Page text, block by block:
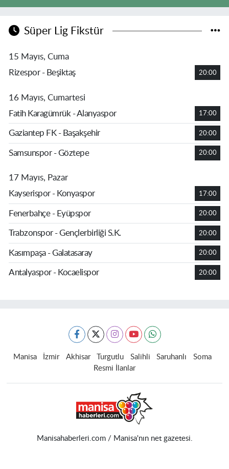
Süper Lig Fikstür
15 Mayıs, Cuma
Rizespor - Beşiktaş
20:00
16 Mayıs, Cumartesi
Fatih Karagümrük - Alanyaspor
17:00
Gaziantep FK - Başakşehir 20:00
Samsunspor - Göztepe 20:00
17 Mayıs, Pazar
Kayserispor - Konyaspor
17:00
Fenerbahçe - Eyüpspor 20:00
Trabzonspor - Gençlerbirliği S.K. 20:00
Kasımpaşa - Galatasaray 20:00
Antalyaspor - Kocaelispor 20:00
Manisa İzmir Akhisar Turgutlu Salihli Saruhanlı
Soma
Resmi İlanlar
Manisahaberleri.com / Manisa'nın net gazetesi.